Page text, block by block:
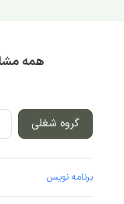
همه
گروه شغلی
برنامه نویس